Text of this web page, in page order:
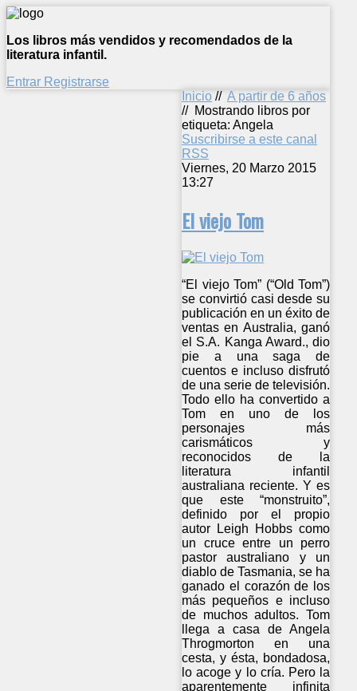
Los libros más vendidos y recomendados de la
literatura infantil.
Entrar Registrarse
Inicio // A partir de 6 años
// Mostrando libros por
etiqueta: Angela
Suscribirse a este canal
RSS
Viernes, 20 Marzo 2015
13:27
El viejo Tom
“El viejo Tom” (“Old Tom”)
se convirtió casi desde su
publicación en un éxito de
ventas en Australia, ganó
el S.A. Kanga Award., dio
pie a una saga de
cuentos e incluso disfrutó
de una serie de televisión.
Todo ello ha convertido a
Tom en uno de los
personajes más
carismáticos y
reconocidos de la
literatura infantil
australiana reciente. Y es
que este “monstruito”,
definido por el propio
autor Leigh Hobbs como
un cruce entre un perro
pastor australiano y un
diablo de Tasmania, se ha
ganado el corazón de los
más pequeños e incluso
de muchos adultos. Tom
llega a casa de Angela
Throgmorton en una
cesta, y ésta, bondadosa,
lo acoge y lo cría. Pero la
aparentemente infinita